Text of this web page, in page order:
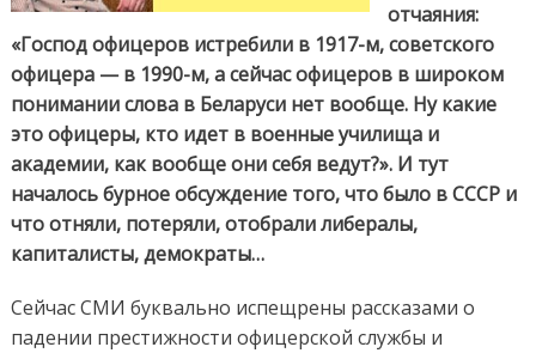
отчаяния:
«Господ офицеров истребили в 1917-м, советского
офицера — в 1990-м, а сейчас офицеров в широком
понимании слова в Беларуси нет вообще. Ну какие
это офицеры, кто идет в военные училища и
академии, как вообще они себя ведут?». И тут
началось бурное обсуждение того, что было в СССР и
что отняли, потеряли, отобрали либералы,
капиталисты, демократы…
Сейчас СМИ буквально испещрены рассказами о
падении престижности офицерской службы и